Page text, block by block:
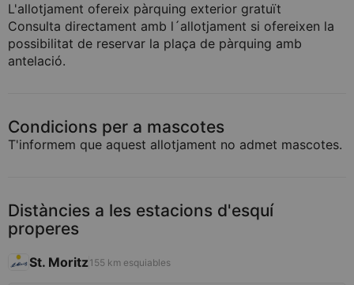
L'allotjament ofereix pàrquing exterior gratuït
Consulta directament amb l´allotjament si ofereixen la
possibilitat de reservar la plaça de pàrquing amb
antelació.
Condicions per a mascotes
T'informem que aquest allotjament no admet mascotes.
Distàncies a les estacions d'esquí
properes
St. Moritz155 km esquiables